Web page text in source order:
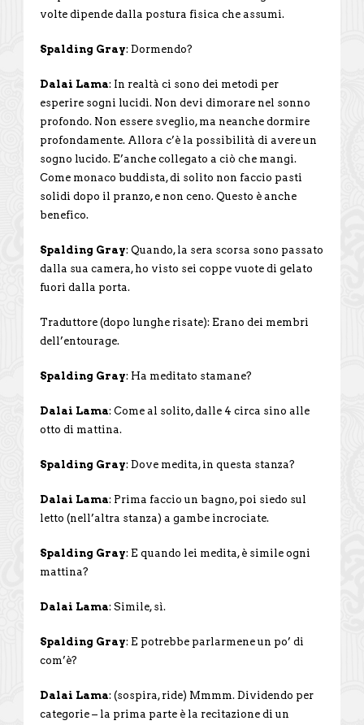
volte dipende dalla postura fisica che assumi.
Spalding Gray: Dormendo?
Dalai Lama: In realtà ci sono dei metodi per
esperire sogni lucidi. Non devi dimorare nel sonno
profondo. Non essere sveglio, ma neanche dormire
profondamente. Allora c’è la possibilità di avere un
sogno lucido. E’anche collegato a ciò che mangi.
Come monaco buddista, di solito non faccio pasti
solidi dopo il pranzo, e non ceno. Questo è anche
benefico.
Spalding Gray: Quando, la sera scorsa sono passato
dalla sua camera, ho visto sei coppe vuote di gelato
fuori dalla porta.
Traduttore (dopo lunghe risate): Erano dei membri
dell’entourage.
Spalding Gray: Ha meditato stamane?
Dalai Lama: Come al solito, dalle 4 circa sino alle
otto di mattina.
Spalding Gray: Dove medita, in questa stanza?
Dalai Lama: Prima faccio un bagno, poi siedo sul
letto (nell’altra stanza) a gambe incrociate.
Spalding Gray: E quando lei medita, è simile ogni
mattina?
Dalai Lama: Simile, sì.
Spalding Gray: E potrebbe parlarmene un po’ di
com’è?
Dalai Lama: (sospira, ride) Mmmm. Dividendo per
categorie – la prima parte è la recitazione di un